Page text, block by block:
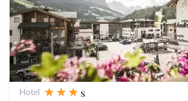
Hotel
s